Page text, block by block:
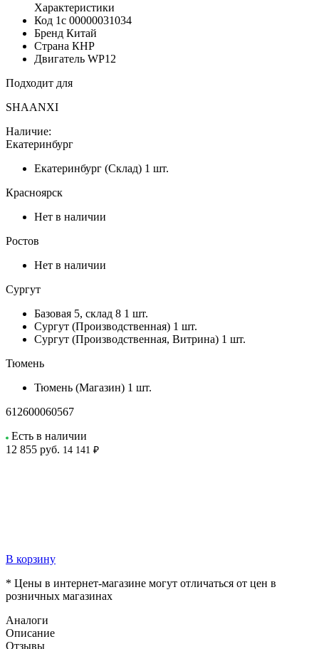
Характеристики
Код 1с 00000031034
Бренд Китай
Страна КНР
Двигатель WP12
Подходит для
SHAANXI
Наличие:
Екатеринбург
Екатеринбург (Склад) 1 шт.
Красноярск
Нет в наличии
Ростов
Нет в наличии
Сургут
Базовая 5, склад 8 1 шт.
Сургут (Производственная) 1 шт.
Сургут (Производственная, Витрина) 1 шт.
Тюмень
Тюмень (Магазин) 1 шт.
612600060567
Есть в наличии
12 855 руб. 14 141 ₽
В корзину
* Цены в интернет-магазине могут отличаться от цен в
розничных магазинах
Аналоги
Описание
Отзывы